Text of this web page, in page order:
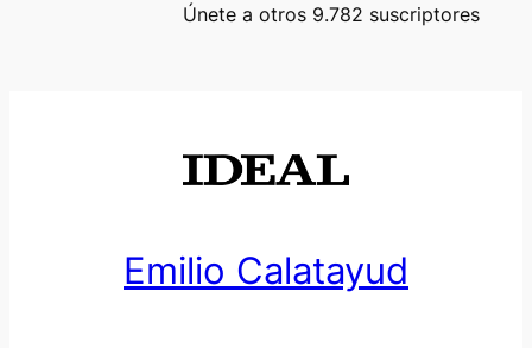
Únete a otros 9.782 suscriptores
Emilio Calatayud